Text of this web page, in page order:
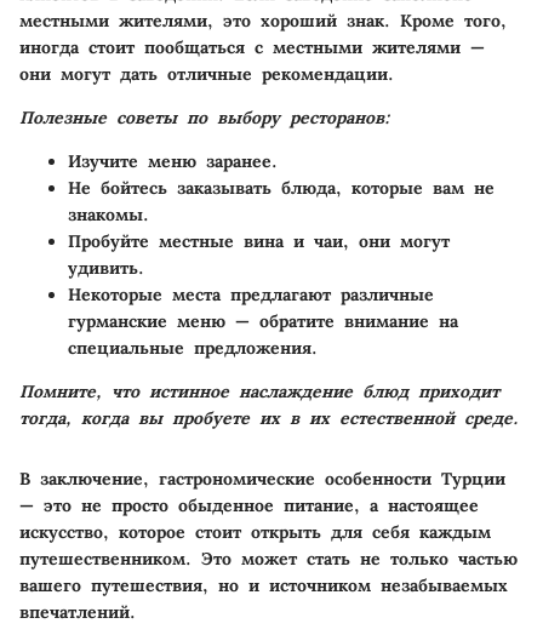
местными жителями, это хороший знак. Кроме того,
иногда стоит пообщаться с местными жителями —
они могут дать отличные рекомендации.
Полезные советы по выбору ресторанов:
Изучите меню заранее.
Не бойтесь заказывать блюда, которые вам не
знакомы.
Пробуйте местные вина и чаи, они могут
удивить.
Некоторые места предлагают различные
гурманские меню — обратите внимание на
специальные предложения.
Помните, что истинное наслаждение блюд приходит
тогда, когда вы пробуете их в их естественной среде.
В заключение, гастрономические особенности Турции
— это не просто обыденное питание, а настоящее
искусство, которое стоит открыть для себя каждым
путешественником. Это может стать не только частью
вашего путешествия, но и источником незабываемых
впечатлений.